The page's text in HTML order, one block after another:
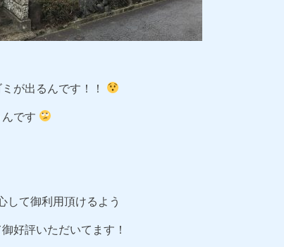
が出るんです！！
です
して御利用頂けるよう
好評いただいてます！